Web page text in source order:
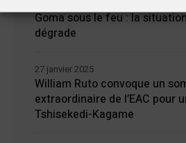
Goma sous le feu : la
dégrade
William Ruto convoque un
extraordinaire de l’EAC pour
Tshisekedi-Kagame
27 janvier 2025